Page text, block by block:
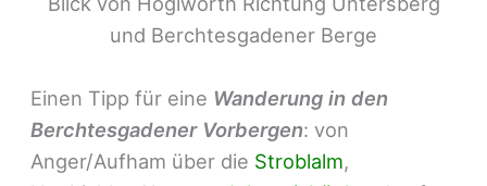
und Berchtesgadener Berge
Einen Tipp für eine Wanderung in den
Berchtesgadener Vorbergen: von
Anger/Aufham über die Stroblalm,